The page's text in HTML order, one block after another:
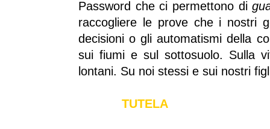
Password che ci permettono di
raccogliere le prove che i nostri
decisioni o gli automatismi della
sui fiumi e sul sottosuolo. Sulla
lontani. Su noi stessi e sui nostri